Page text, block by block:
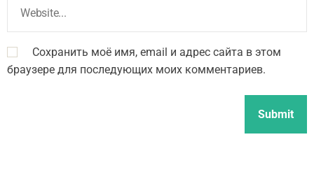
Сохранить моё имя, email и адрес сайта в этом
браузере для последующих моих комментариев.